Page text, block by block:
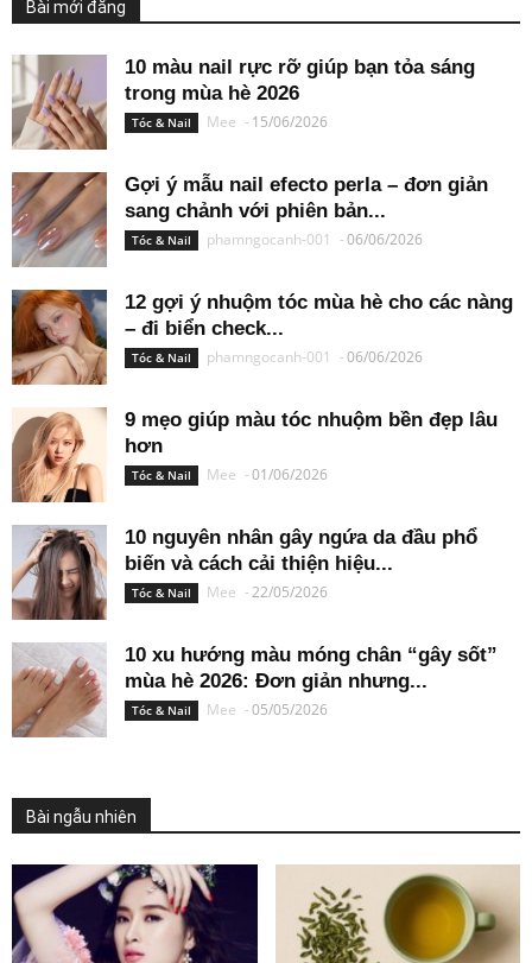
Bài mới đăng
10 màu nail rực rỡ giúp bạn tỏa sáng
trong mùa hè 2026
Tóc & Nail Mee - 15/06/2026
Gợi ý mẫu nail efecto perla – đơn giản
sang chảnh với phiên bản...
Tóc & Nail phamngocanh-001 -06/06/2026
12 gợi ý nhuộm tóc mùa hè cho các nàng
– đi biển check...
Tóc & Nail phamngocanh-001 -06/06/2026
9 mẹo giúp màu tóc nhuộm bền đẹp lâu
hơn
Tóc & Nail Mee -01/06/2026
10 nguyên nhân gây ngứa da đầu phổ
biến và cách cải thiện hiệu...
Tóc & Nail Mee -22/05/2026
10 xu hướng màu móng chân “gây sốt”
mùa hè 2026: Đơn giản nhưng...
Tóc & Nail Mee -05/05/2026
Bài ngẫu nhiên